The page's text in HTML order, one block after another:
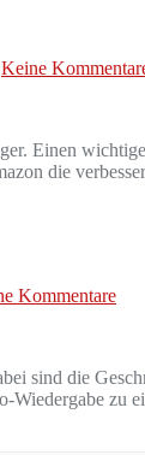
Keine
Einen
die
Kommentare
sind die
zu